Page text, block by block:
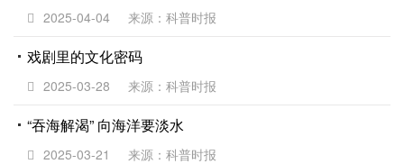
2025-04-04 来源：科普时报
戏剧里的文化密码
2025-03-28 来源：科普时报
“吞海解渴” 向海洋要淡水
2025-03-21 来源：科普时报